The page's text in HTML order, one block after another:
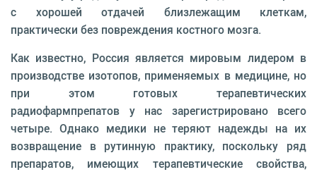
с хорошей отдачей близлежащим клеткам,
практически без повреждения костного мозга.
Как известно, Россия является мировым лидером в
производстве изотопов, применяемых в медицине, но
при этом готовых терапевтических
радиофармпрепатов у нас зарегистрировано всего
четыре. Однако медики не теряют надежды на их
возвращение в рутинную практику, поскольку ряд
препаратов, имеющих терапевтические свойства,